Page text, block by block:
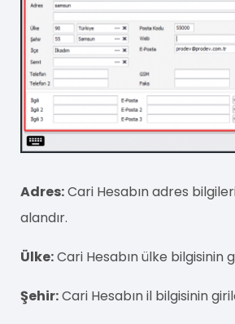
Adres:Cari Hesabın adres
alandır.
Ülke:Cari Hesabın ülke bilgisinin
Şehir:Cari Hesabın il bilgisinin